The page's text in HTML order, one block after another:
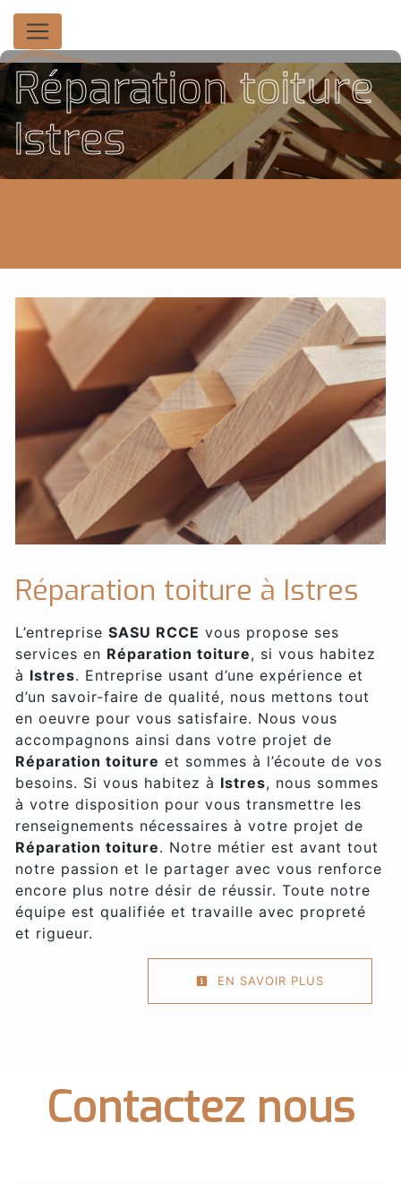
Panneau de gestion des cookies
Réparation toiture
Istres
Réparation toiture à Istres
L’entreprise SASU RCCE vous propose ses
services en Réparation toiture, si vous habitez
à Istres. Entreprise usant d’une expérience et
d’un savoir-faire de qualité, nous mettons tout
en oeuvre pour vous satisfaire. Nous vous
accompagnons ainsi dans votre projet de
Réparation toiture et sommes à l’écoute de vos
besoins. Si vous habitez à Istres, nous sommes
à votre disposition pour vous transmettre les
renseignements nécessaires à votre projet de
Réparation toiture. Notre métier est avant tout
notre passion et le partager avec vous renforce
encore plus notre désir de réussir. Toute notre
équipe est qualifiée et travaille avec propreté
et rigueur.
EN SAVOIR PLUS
Contactez nous